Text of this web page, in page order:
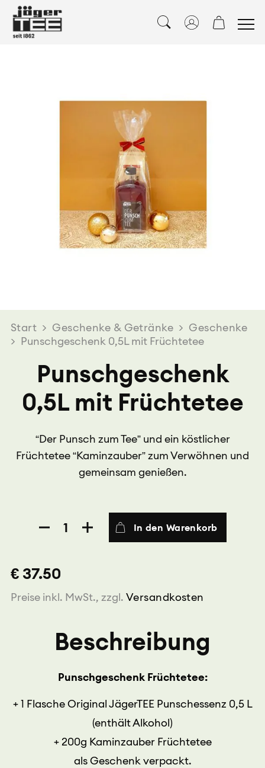
Start > Geschenke & Getränke > Geschenke
> Punschgeschenk 0,5L mit Früchtetee
Punschgeschenk
0,5L mit Früchtetee
“Der Punsch zum Tee” und ein köstlicher
Früchtetee “Kaminzauber” zum Verwöhnen und
gemeinsam genießen.
Punschgeschenk
0,5L
Menge
In den Warenkorb
€ 37.50
Preise inkl. MwSt., zzgl. Versandkosten
Beschreibung
Punschgeschenk Früchtetee:
+ 1 Flasche Original JägerTEE Punschessenz 0,5 L
(enthält Alkohol)
+ 200g Kaminzauber Früchtetee
als Geschenk verpackt.